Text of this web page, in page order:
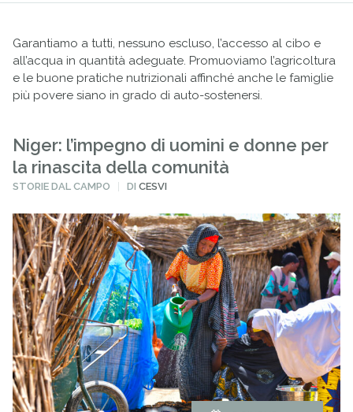
Garantiamo a tutti, nessuno escluso, l’accesso al cibo e
all’acqua in quantità adeguate. Promuoviamo l’agricoltura
e le buone pratiche nutrizionali affinché anche le famiglie
più povere siano in grado di auto-sostenersi.
Niger: l’impegno di uomini e donne per
la rinascita della comunità
PUBBLICATO
STORIE DAL CAMPO DICESVI